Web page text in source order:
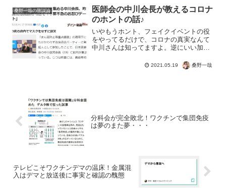
桑野一哉の陰謀論
医師会の中川会長が教えるコロナ
のホントの話♪
いやもうホント、フェイクイベントの役
をやってるだけで、コロナの真実なんて
中川さんは知ってますよ。逆にいい加減
ってｗｗｗだってどっちがいいです
か？・コロナ無視で元の楽しい生活・中
2021.05.19 桑野一哉
分科会が完全敗北！ワクチンで集団免疫
は夢のまた夢・・・
テレビこそワクチンデマの温床！金属混
入はデマと放送後に事実と確認の醜態